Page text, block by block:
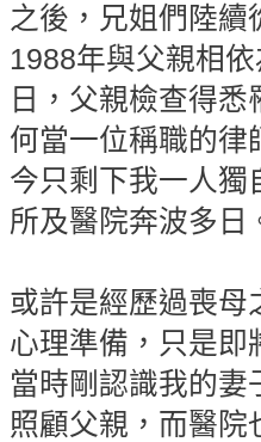
之後，兄姐們陸續
1988年與父親相
日，父親檢查得
何當一位稱職的律
今只剩下我一人獨
所及醫院奔波多日
或許是經歷過喪母
心理準備，只是即
當時剛認識我的妻
照顧父親，而醫院